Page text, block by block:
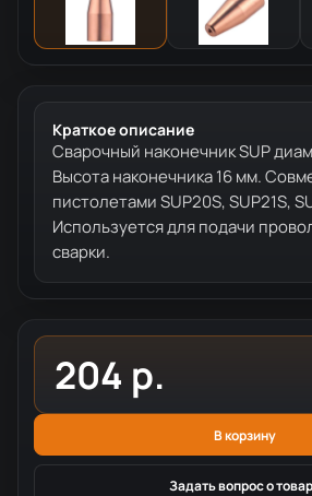
Краткое описание
Сварочный наконечник SUP
Высота наконечника 16 мм.
пистолетами SUP20S, SUP21S,
Используется для подачи
сварки.
204 р.
В корзину
Задать вопрос о